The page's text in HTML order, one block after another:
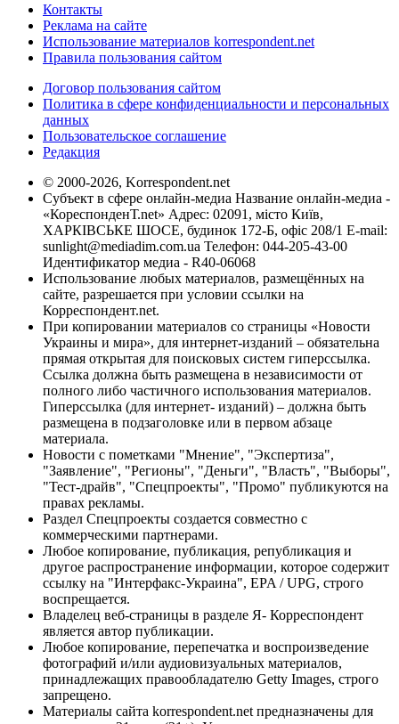
Контакты
Реклама на сайте
Использование материалов korrespondent.net
Правила пользования сайтом
Договор пользования сайтом
Политика в сфере конфиденциальности и персональных
данных
Пользовательское соглашение
Редакция
© 2000-2026, Korrespondent.net
Субъект в сфере онлайн-медиа Название онлайн-медиа -
«КореспонденТ.net» Адрес: 02091, місто Київ,
ХАРКІВСЬКЕ ШОСЕ, будинок 172-Б, офіс 208/1 E-mail:
sunlight@mediadim.com.ua Телефон: 044-205-43-00
Идентификатор медиа - R40-06068
Использование любых материалов, размещённых на
сайте, разрешается при условии ссылки на
Корреспондент.net.
При копировании материалов со страницы «Новости
Украины и мира», для интернет-изданий – обязательна
прямая открытая для поисковых систем гиперссылка.
Ссылка должна быть размещена в независимости от
полного либо частичного использования материалов.
Гиперссылка (для интернет- изданий) – должна быть
размещена в подзаголовке или в первом абзаце
материала.
Новости с пометками "Мнение", "Экспертиза",
"Заявление", "Регионы", "Деньги", "Власть", "Выборы",
"Тест-драйв", "Спецпроекты", "Промо" публикуются на
правах рекламы.
Раздел Спецпроекты создается совместно с
коммерческими партнерами.
Любое копирование, публикация, републикация и
другое распространение информации, которое содержит
ссылку на "Интерфакс-Украина", EPA / UPG, строго
воспрещается.
Владелец веб-страницы в разделе Я- Корреспондент
является автор публикации.
Любое копирование, перепечатка и воспроизведение
фотографий и/или аудиовизуальных материалов,
принадлежащих правообладателю Getty Images, строго
запрещено.
Материалы сайта korrespondent.net предназначены для